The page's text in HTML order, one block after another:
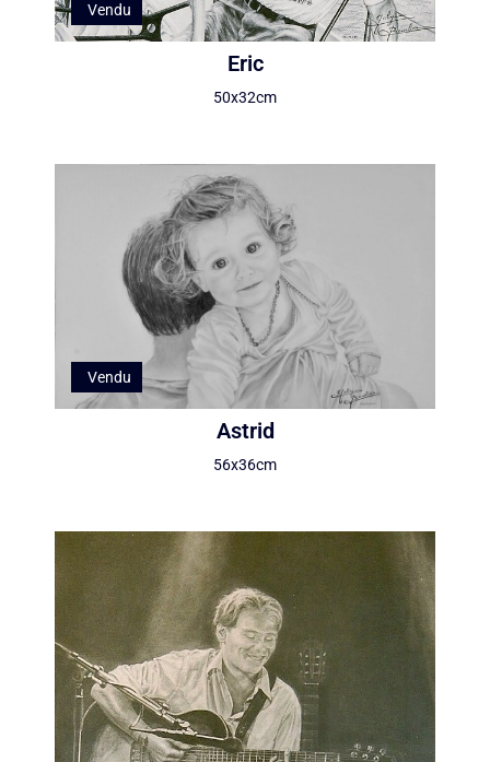
Vendu
Eric
50x32cm
Vendu
Astrid
56x36cm